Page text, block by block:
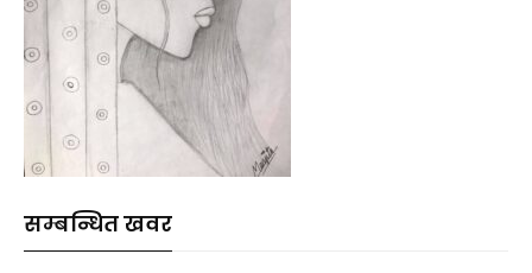
सम्बन्धित खवर